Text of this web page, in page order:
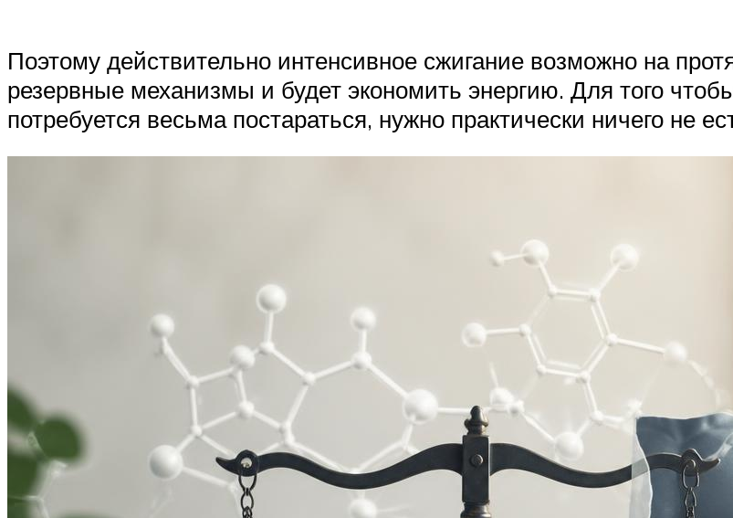
Поэтому действительно интенсивное сжигание возможно на
резервные механизмы и будет экономить энергию. Для того
потребуется весьма постараться, нужно практически ничего не